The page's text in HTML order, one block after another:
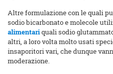
Altre formulazione con le quali
sodio bicarbonato e molecole
alimentariquali sodio
altri, a loro volta molto usati
insaporitori vari, che dunque
moderazione.